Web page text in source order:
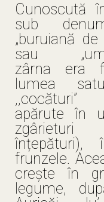
Cunoscută
sub
„buruiană
sau
zârna era
lumea
apărute în
înțepături),
frunzele.
crește în
legume,